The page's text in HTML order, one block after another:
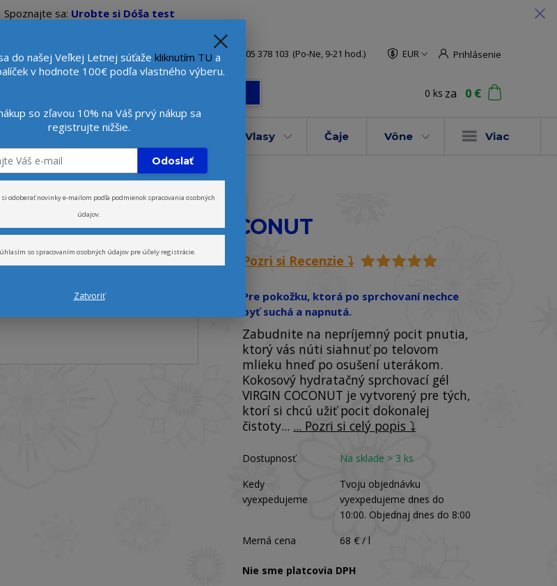
Spoznajte sa: Urobte si Dóša test
Viac EUR Prihlásenie
Beauty konzultantka: +421 905 378 103 (Po-Ne, 9-21 hod.)
0 ks za 0 €
Novinky Tvár Vlasy Čaje Vône Viac
sprchovací gél - VIRGIN COCONUT
gél - VIRGIN COCONUT
Pozri si Recenzie ⤵️
Pre pokožku, ktorá po sprchovaní nechce
byť suchá a napnutá.
Zabudnite na nepríjemný pocit pnutia,
ktorý vás núti siahnuť po telovom
mlieku hneď po osušení uterákom.
Kokosový hydratačný sprchovací gél
VIRGIN COCONUT je vytvorený pre tých,
ktorí si chcú užiť pocit dokonalej
čistoty... ... Pozri si celý popis ⤵️
Dostupnosť
Na sklade > 3 ks
Kedy
vyexpedujeme
Tvoju objednávku
vyexpedujeme dnes do
10:00. Objednaj dnes do 8:00
Merná cena
68 € / l
Nie sme platcovia DPH
do našej Veľkej Letnej súťaže kliknutím TU a
v hodnote 100€ podľa vlastného výberu.
so zľavou 10% na Váš prvý nákup sa
registrujte nižšie.
Odoslať
si odoberať novinky e-mailom podľa podmienok spracovania osobných
údajov.
so spracovaním osobných údajov pre účely registrácie.
Zatvoriť